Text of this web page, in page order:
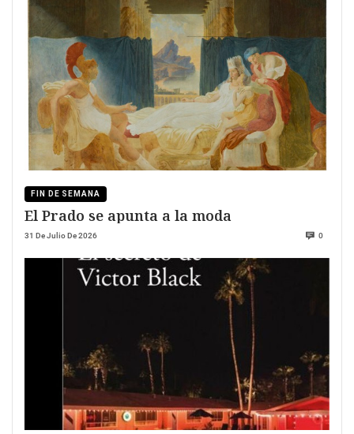
FIN DE SEMANA
El Prado se apunta a la moda
31 De Julio De 2026 0